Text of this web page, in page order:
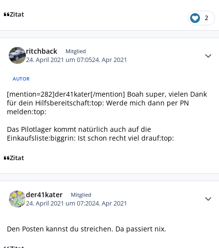
Zitat 2
ritchback Mitglied
24. April 2021 um 07:0524. Apr 2021
AUTOR
[mention=282]der41kater[/mention] Boah super, vielen Dank
für dein Hilfsbereitschaft:top: Werde mich dann per PN
melden:top:
Das Pilotlager kommt natürlich auch auf die
Einkaufsliste:biggrin: Ist schon recht viel drauf:top:
Zitat
der41kater Mitglied
24. April 2021 um 07:2024. Apr 2021
Den Posten kannst du streichen. Da passiert nix.